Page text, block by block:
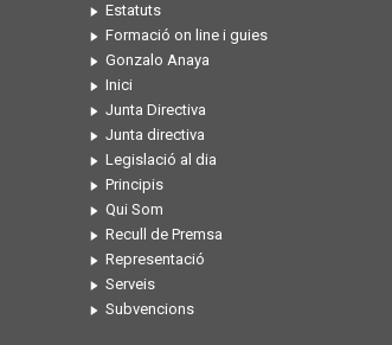
Estatuts
Formació on line i guies
Gonzalo Anaya
Inici
Junta Directiva
Junta directiva
Legislació al dia
Principis
Qui Som
Recull de Premsa
Representació
Serveis
Subvencions